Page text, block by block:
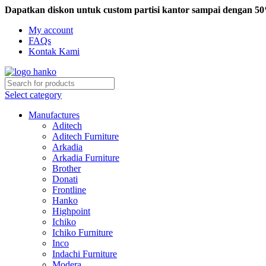
Dapatkan diskon untuk custom partisi kantor sampai dengan
My account
FAQs
Kontak Kami
Select category
Manufactures
Aditech
Aditech Furniture
Arkadia
Arkadia Furniture
Brother
Donati
Frontline
Hanko
Highpoint
Ichiko
Ichiko Furniture
Inco
Indachi Furniture